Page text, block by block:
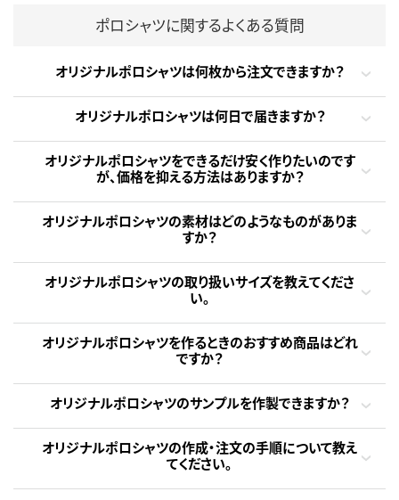
ポロシャツに関するよくある質問
オリジナルポロシャツは何枚から注文できますか？
オリジナルポロシャツは何日で届きますか？
オリジナルポロシャツをできるだけ安く作りたいのです
が、価格を抑える方法はありますか？
オリジナルポロシャツの素材はどのようなものがありま
すか？
オリジナルポロシャツの取り扱いサイズを教えてくださ
い。
オリジナルポロシャツを作るときのおすすめ商品はどれ
ですか？
オリジナルポロシャツのサンプルを作製できますか？
オリジナルポロシャツの作成・注文の手順について教え
てください。